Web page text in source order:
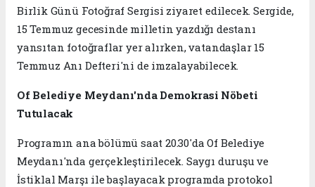
Birlik Günü Fotoğraf Sergisi ziyaret edilecek. Sergide,
15 Temmuz gecesinde milletin yazdığı destanı
yansıtan fotoğraflar yer alırken, vatandaşlar 15
Temmuz Anı Defteri'ni de imzalayabilecek.
Of Belediye Meydanı'nda Demokrasi Nöbeti
Tutulacak
Programın ana bölümü saat 20.30'da Of Belediye
Meydanı'nda gerçekleştirilecek. Saygı duruşu ve
İstiklal Marşı ile başlayacak programda protokol